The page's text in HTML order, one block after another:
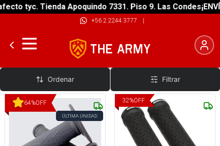
tyc. Tienda Apoquindo 7331. Piso 9. Las Condes
+56 2 2244 3777 |
Puños
Ordenar Filtrar
64%OFF
ÚLTIMA UNIDAD
32%OFF